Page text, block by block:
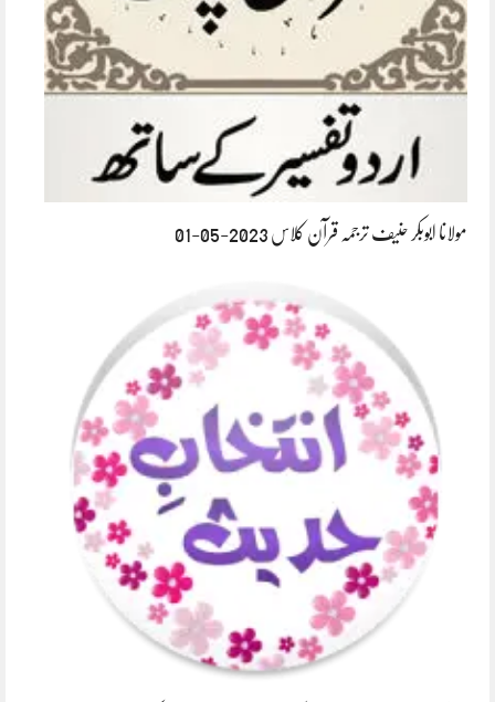
مولانا ابوبکر حنیف ترجمہ قرآن کلاس 2023-05-01